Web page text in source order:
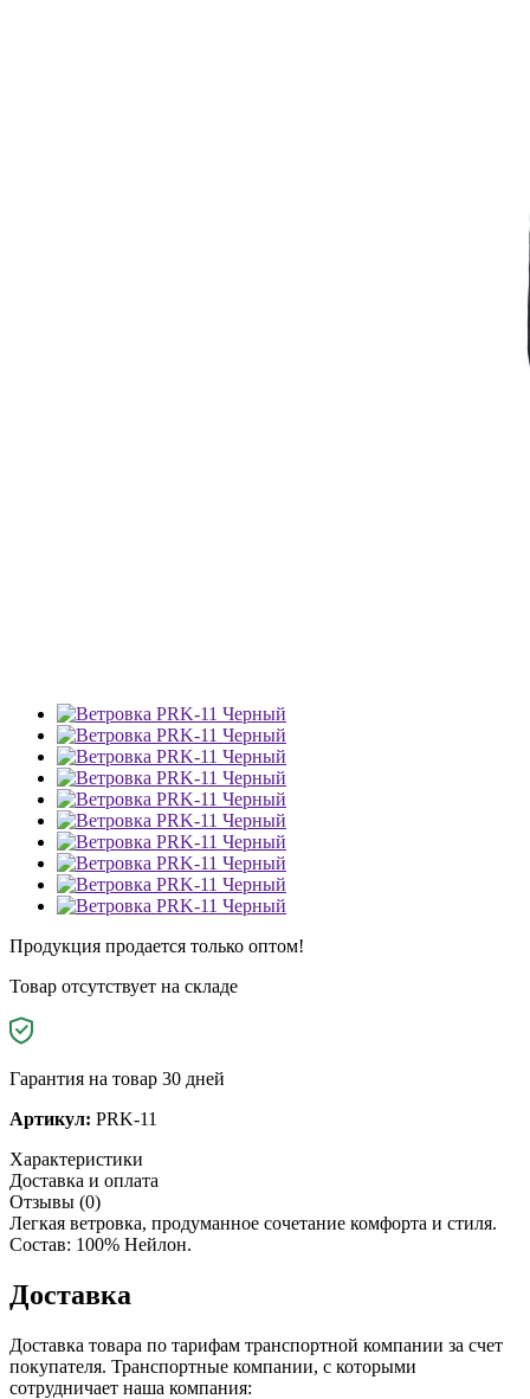
Продукция продается только оптом!
Товар отсутствует на складе
Гарантия на товар 30 дней
Артикул: PRK-11
Характеристики
Доставка и оплата
Отзывы (0)
Легкая ветровка, продуманное сочетание комфорта и стиля.
Состав: 100% Нейлон.
Доставка
Доставка товара по тарифам транспортной компании за счет
покупателя. Транспортные компании, с которыми
сотрудничает наша компания: